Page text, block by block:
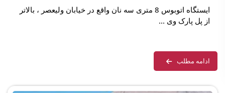
ایستگاه اتوبوس 8 متری سه نان واقع در خیابان ولیعصر ، بالاتر
از پل پارک وی ...
ادامه مطلب